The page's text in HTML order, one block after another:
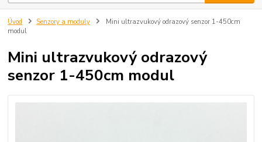
Úvod Senzory a moduly
Mini ultrazvukový odrazový senzor 1-450cm
modul
Mini ultrazvukový odrazový
senzor 1-450cm modul